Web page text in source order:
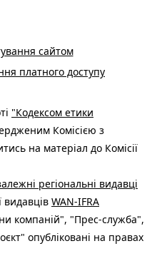
сайтом
платного доступу
"Кодексом етики
Комісією з
на матеріал до Комісії
регіональні видавці
видавців WAN-IFRA
компаній", "Прес-служба",
опубліковані на правах